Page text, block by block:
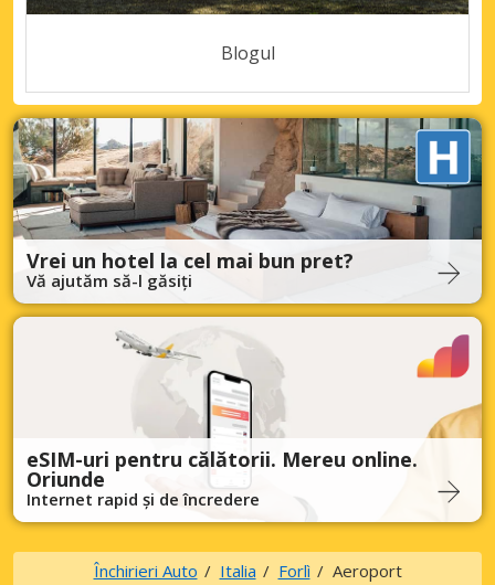
Blogul
Vrei un hotel la cel mai bun pret?
Vă ajutăm să-l găsiți
eSIM-uri pentru călătorii. Mereu online.
Oriunde
Internet rapid și de încredere
Închirieri Auto Italia Forlì Aeroport